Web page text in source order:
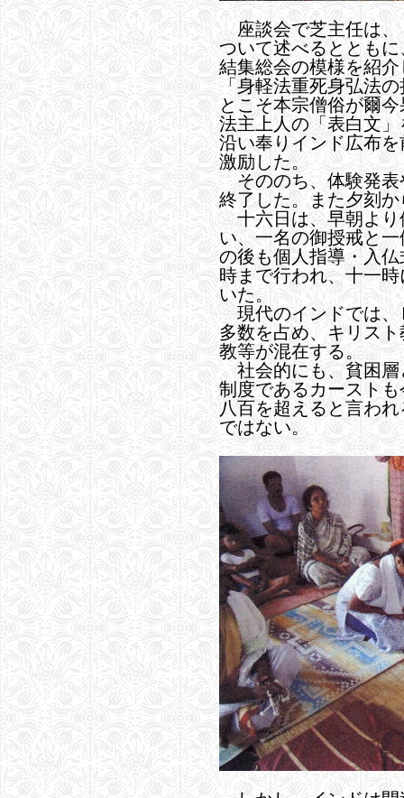
座談会で芝主任は、
ついて述べるととも
結集総会の模様を紹
「身軽法重死身弘法
とこそ本宗僧俗が爾
法主上人の「表白文
沿い奉りインド広布
激励した。
そののち、体験発表
終了した。また夕刻
十六日は、早朝より
い、一名の御授戒と
の後も個人指導・入
時まで行われ、十一
いた。
現代のインドでは、
多数を占め、キリス
教等が混在する。
社会的にも、貧困層
制度であるカースト
八百を超えると言わ
ではない。